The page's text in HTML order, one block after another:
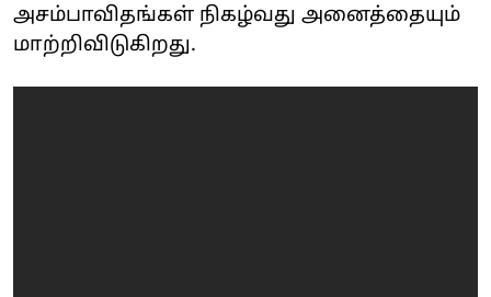
அசம்பாவிதங்கள் நிகழ்வது அனைத்தையும்
மாற்றிவிடுகிறது.